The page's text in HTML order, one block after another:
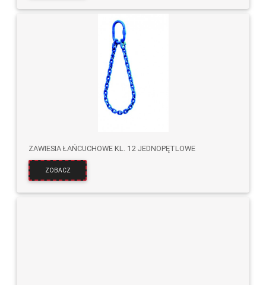
ZAWIESIA ŁAŃCUCHOWE KL. 12 JEDNOPĘTLOWE
ZOBACZ